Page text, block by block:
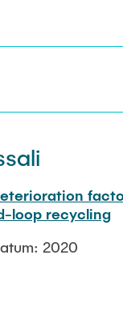
loop recycling
2020